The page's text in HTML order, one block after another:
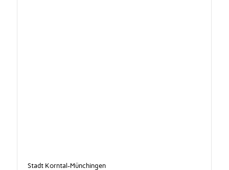
Stadt Korntal-Münchingen